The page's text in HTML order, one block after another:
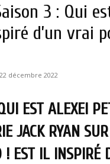
3 : Qui
d’un vrai
22 décembre 2022
EST ALEXEI
JACK RYAN
EST IL INSPIRÉ